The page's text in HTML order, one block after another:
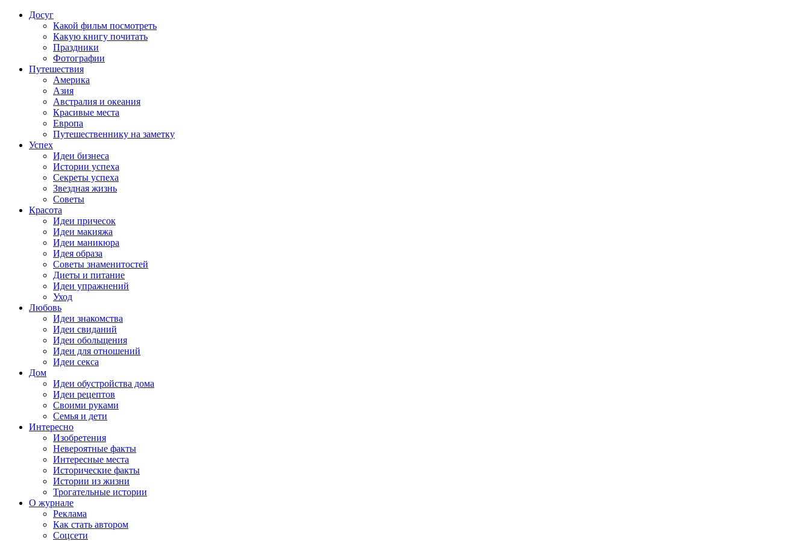
Досуг
Какой фильм посмотреть
Какую книгу почитать
Праздники
Фотографии
Путешествия
Америка
Азия
Австралия и океания
Красивые места
Европа
Путешественнику на заметку
Успех
Идеи бизнеса
Истории успеха
Секреты успеха
Звездная жизнь
Советы
Красота
Идеи причесок
Идеи макияжа
Идеи маникюра
Идея образа
Советы знаменитостей
Диеты и питание
Идеи упражнений
Уход
Любовь
Идеи знакомства
Идеи свиданий
Идеи обольщения
Идеи для отношений
Идеи секса
Дом
Идеи обустройства дома
Идеи рецептов
Своими руками
Семья и дети
Интересно
Изобретения
Невероятные факты
Интересные места
Исторические факты
Истории из жизни
Трогательные истории
О журнале
Реклама
Как стать автором
Соцсети